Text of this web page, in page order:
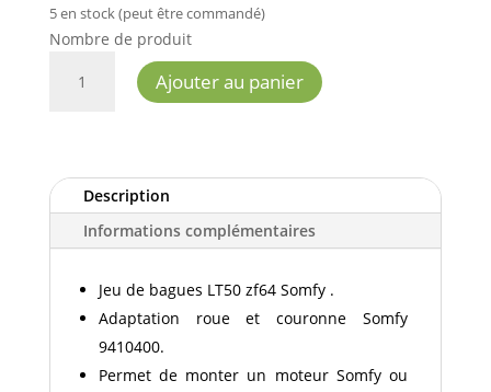
5 en stock (peut être commandé)
Nombre de produit
LT50
ZF64
SOMFY
Ajouter au panier
Description
Informations complémentaires
Jeu de bagues LT50 zf64 Somfy .
Adaptation roue et couronne Somfy
9410400.
Permet de monter un moteur Somfy ou